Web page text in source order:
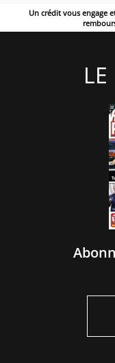
Un crédit vous engage